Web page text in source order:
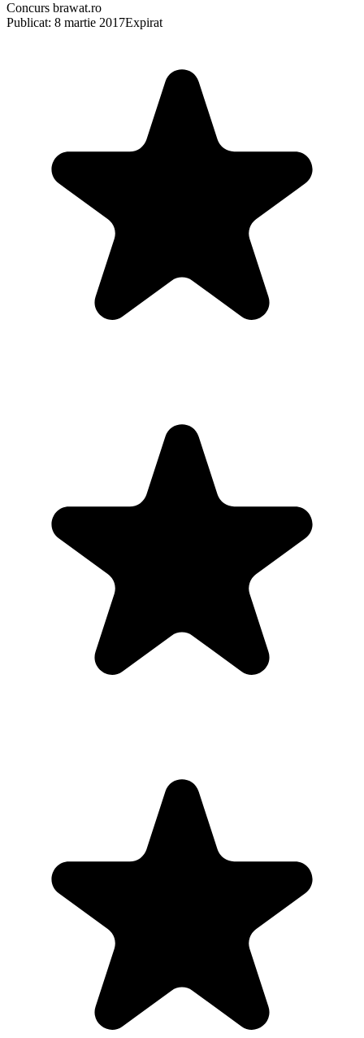
Concurs brawat.ro
Publicat: 8 martie 2017Expirat